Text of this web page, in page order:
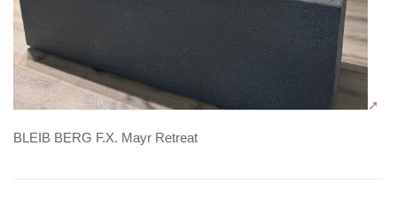
BLEIB BERG F.X. Mayr Retreat